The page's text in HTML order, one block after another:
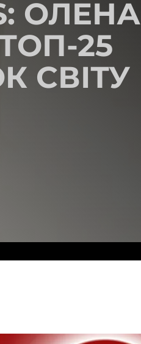
ОЛЕНА
25
СВІТУ